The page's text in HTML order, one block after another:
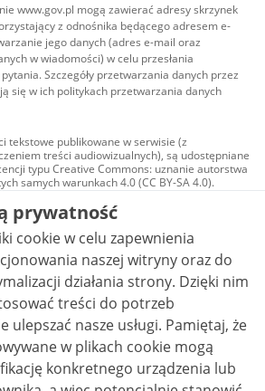
www.gov.pl mogą zawierać adresy skrzynek
z odnośnika będącego adresem e-
jego danych (adres e-mail oraz
w wiadomości) w celu przesłania
Szczegóły przetwarzania danych przez
się w ich politykach przetwarzania danych
tekstowe publikowane w serwisie (z
treści audiowizualnych), są udostępniane
typu Creative Commons: uznanie autorstwa
samych warunkach 4.0 (CC BY-SA 4.0).
audiowizualne, w tym zdjęcia, materiały
i wideo, są udostępniane na licencji typu
Commons: uznanie autorstwa użycie
- bez utworów zależnych 4.0 (CC BY-
4.0), o ile nie jest to stwierdzone inaczej.
prywatność
cookie w celu zapewnienia
naszej witryny oraz do
działania strony. Dzięki nim
treści do potrzeb
nasze usługi. Pamiętaj, że
w plikach cookie mogą
konkretnego urządzenia lub